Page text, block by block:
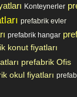
Konteynerler
prefabrik evler
prefabrik hangar
konut fiyatları
prefabrik Ofis
okul fiyatları